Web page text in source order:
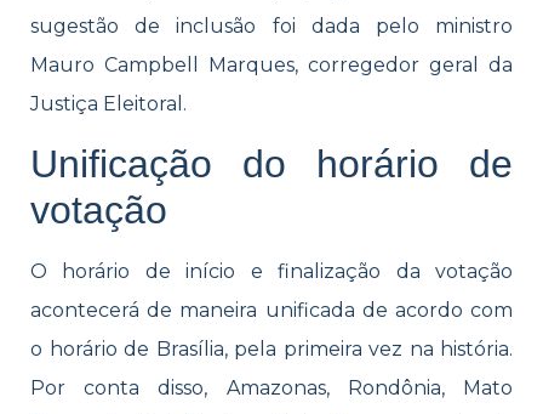
sugestão de inclusão foi dada pelo ministro
Mauro Campbell Marques, corregedor geral da
Justiça Eleitoral.
Unificação do horário de
votação
O horário de início e finalização da votação
acontecerá de maneira unificada de acordo com
o horário de Brasília, pela primeira vez na história.
Por conta disso, Amazonas, Rondônia, Mato